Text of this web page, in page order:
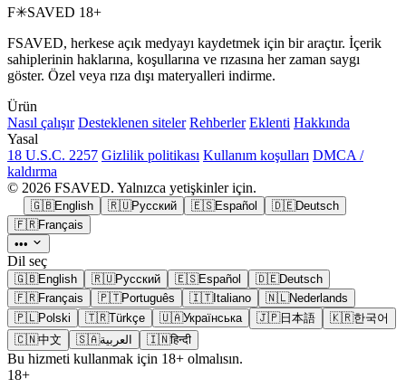
F✳SAVED 18+
FSAVED, herkese açık medyayı kaydetmek için bir araçtır. İçerik
sahiplerinin haklarına, koşullarına ve rızasına her zaman saygı
göster. Özel veya rıza dışı materyalleri indirme.
Ürün
Nasıl çalışır Desteklenen siteler Rehberler Eklenti Hakkında
Yasal
18 U.S.C. 2257 Gizlilik politikası Kullanım koşulları DMCA /
kaldırma
© 2026 FSAVED. Yalnızca yetişkinler için.
🇬🇧English 🇷🇺Русский 🇪🇸Español 🇩🇪Deutsch
🇫🇷Français
•••
Dil seç
🇬🇧English 🇷🇺Русский 🇪🇸Español 🇩🇪Deutsch
🇫🇷Français 🇵🇹Português 🇮🇹Italiano 🇳🇱Nederlands
🇵🇱Polski 🇹🇷Türkçe 🇺🇦Українська 🇯🇵日本語 🇰🇷한국어
🇨🇳中文 🇸🇦العربية 🇮🇳हिन्दी
Bu hizmeti kullanmak için 18+ olmalısın.
18+